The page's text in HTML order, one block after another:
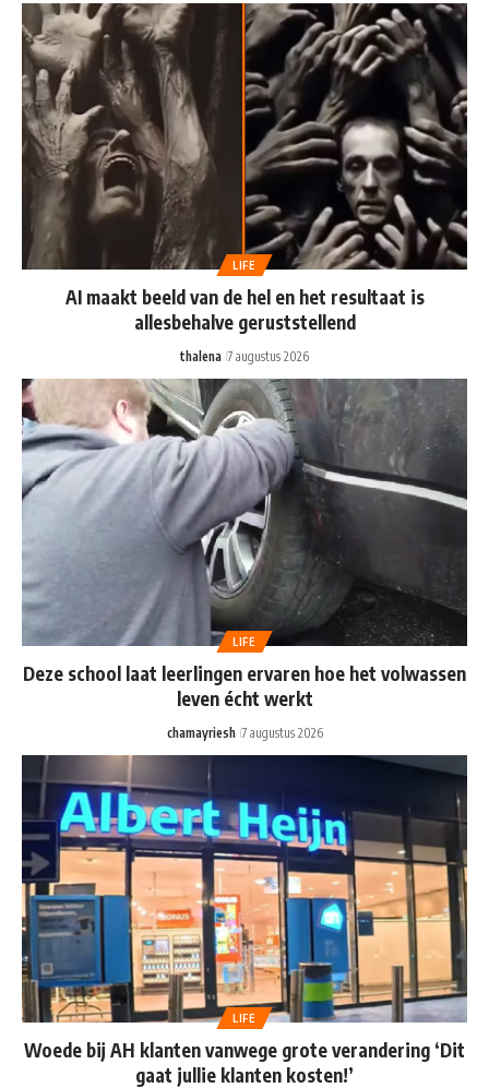
LIFE
AI maakt beeld van de hel en het resultaat is
allesbehalve geruststellend
thalena 7 augustus 2026
LIFE
Deze school laat leerlingen ervaren hoe het volwassen
leven écht werkt
chamayriesh 7 augustus 2026
LIFE
Woede bij AH klanten vanwege grote verandering ‘Dit
gaat jullie klanten kosten!’